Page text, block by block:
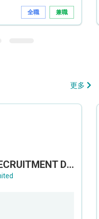
全職 兼職
更多
THE REPULSE BAY RECRUITMENT DAY 淺水灣影灣園人才招聘會